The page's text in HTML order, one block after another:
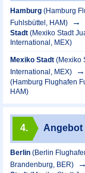
Hamburg (Hamburg
Fuhlsbüttel, HAM)
Stadt (Mexiko Stadt
International, MEX)
Mexiko Stadt (Mexiko
International, MEX)
(Hamburg Flughafen
HAM)
4. Angebot
Berlin (Berlin
Brandenburg, BER)